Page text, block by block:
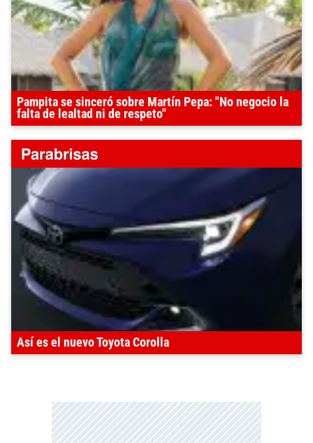
Pampita se sinceró sobre Martín Pepa: "No negocio la
falta de lealtad ni de respeto"
Así es el nuevo Toyota Corolla